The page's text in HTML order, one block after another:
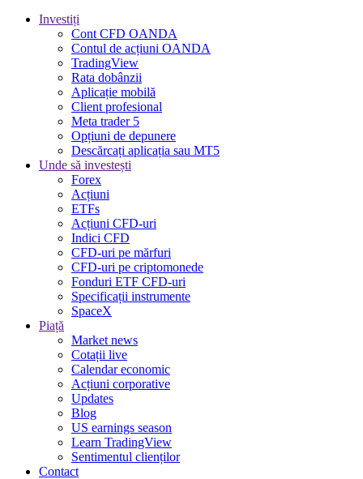
Investiți
Cont CFD OANDA
Contul de acțiuni OANDA
TradingView
Rata dobânzii
Aplicație mobilă
Client profesional
Meta trader 5
Opțiuni de depunere
Descărcați aplicația sau MT5
Unde să investești
Forex
Acțiuni
ETFs
Acțiuni CFD-uri
Indici CFD
CFD-uri pe mărfuri
CFD-uri pe criptomonede
Fonduri ETF CFD-uri
Specificații instrumente
SpaceX
Piață
Market news
Cotații live
Calendar economic
Acțiuni corporative
Updates
Blog
US earnings season
Learn TradingView
Sentimentul clienților
Contact